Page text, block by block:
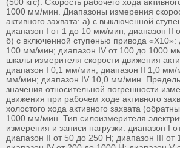
1000 мм/мин. Диапазоны измерения
активного захвата: а) с выключенной
диапазон I от 1 до 10 мм/мин; диапазон II
б) с включенной ступенью привода «Х10»:
100 мм/мин; диапазон IV от 100 до 1000
шкалы измерителя скорости движения
диапазон I 0,1 мм/мин; диапазон II 1,0 мм/
мм/мин; диапазон IV 10,0 мм/мин.
значения относительной погрешности
движения при рабочем ходе активного
холостого хода активного захвата
1000 мм/мин. Тип силоизмерителя
измерения и записи нагрузки: диапазон I
диапазон II от 50 до 250 Н; диапазон III от